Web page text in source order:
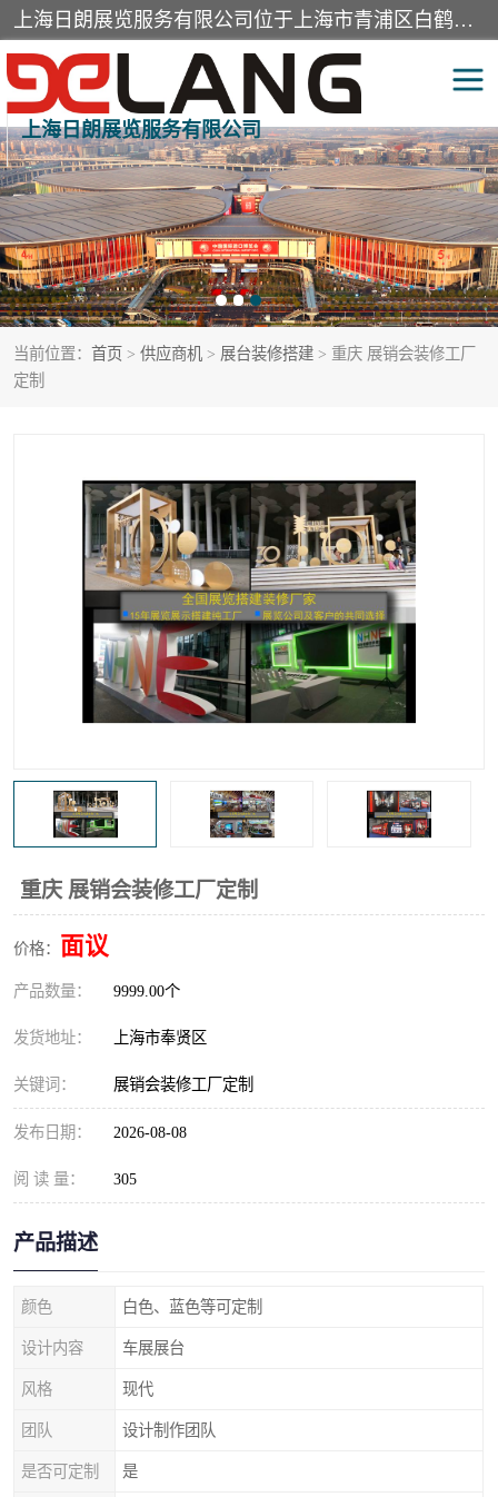
上海日朗展览服务有限公司位于上海市青浦区白鹤镇，营业范围有展览展示会务服务，室内装饰设计及施工，展示道具设计制作，舞台设计，图文设计，灯箱制作，园林绿化工程，广告装潢材料，建筑材料，办公用品，工艺礼品日用百货销售。
上海日朗展览服务有限公司
当前位置： 首页 > 供应商机 > 展台装修搭建 > 重庆 展销会装修工厂
定制
重庆 展销会装修工厂定制
价格： 面议
产品数量： 9999.00个
发货地址： 上海市奉贤区
关键词： 展销会装修工厂定制
发布日期： 2026-08-08
阅 读 量： 305
产品描述
颜色 白色、蓝色等可定制
设计内容 车展展台
风格 现代
团队 设计制作团队
是否可定制 是
展台装修搭建 活动会议执行
展厅装修 专柜制作
展会装修设计 展会搭建
活动策划 展会服务